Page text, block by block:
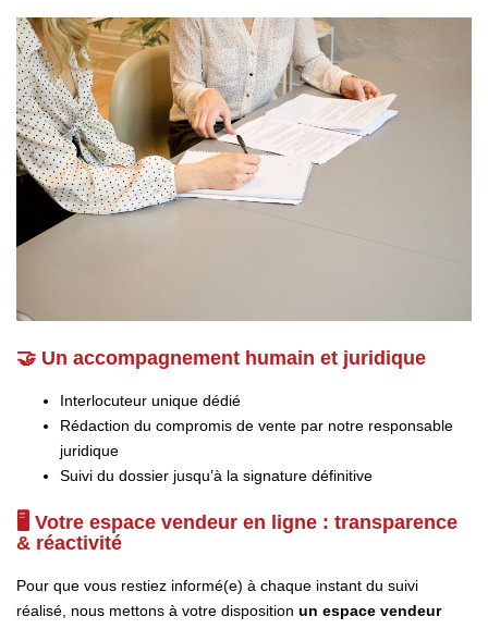
🤝 Un accompagnement humain et juridique
Interlocuteur unique dédié
Rédaction du compromis de vente par notre responsable
juridique
Suivi du dossier jusqu’à la signature définitive
🖥️ Votre espace vendeur en ligne : transparence
& réactivité
Pour que vous restiez informé(e) à chaque instant du suivi
réalisé, nous mettons à votre disposition un espace vendeur